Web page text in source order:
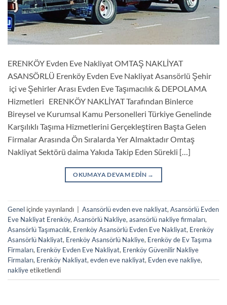
ERENKÖY Evden Eve Nakliyat OMTAŞ NAKLİYAT
ASANSÖRLÜ Erenköy Evden Eve Nakliyat Asansörlü Şehir
içi ve Şehirler Arası Evden Eve Taşımacılık & DEPOLAMA
Hizmetleri ERENKÖY NAKLİYAT Tarafından Binlerce
Bireysel ve Kurumsal Kamu Personelleri Türkiye Genelinde
Karşılıklı Taşıma Hizmetlerini Gerçekleştiren Başta Gelen
Firmalar Arasında Ön Sıralarda Yer Almaktadır Omtaş
Nakliyat Sektörü daima Yakıda Takip Eden Sürekli […]
OKUMAYA DEVAM EDIN →
Genel içinde yayınlandı Asansörlü evden eve nakliyat, Asansörlü Evden
Eve Nakliyat Erenköy, Asansörlü Nakliye, asansörlü nakliye firmaları,
Asansörlü Taşımacılık, Erenköy Asansörlü Evden Eve Nakliyat, Erenköy
Asansörlü Nakliyat, Erenköy Asansörlü Nakliye, Erenköy de Ev Taşıma
Firmaları, Erenköy Evden Eve Nakliyat, Erenköy Güvenilir Nakliye
Firmaları, Erenköy Nakliyat, evden eve nakliyat, Evden eve nakliye,
nakliyeetiketlendi